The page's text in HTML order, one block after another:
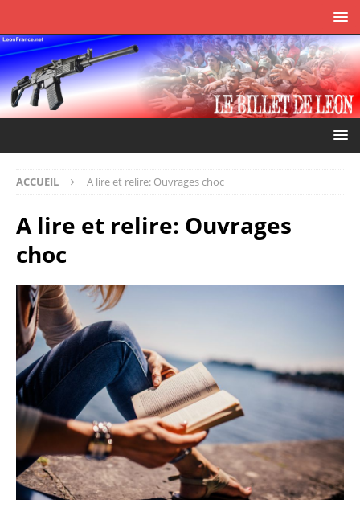
ACCUEIL A lire et relire: Ouvrages choc
A lire et relire: Ouvrages
choc